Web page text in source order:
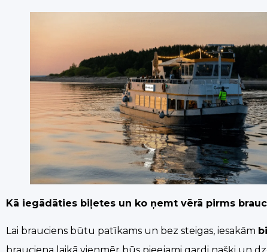
Kā iegādāties biļetes un ko ņemt vērā pirms
Lai brauciens būtu patīkams un bez steigas, iesakām